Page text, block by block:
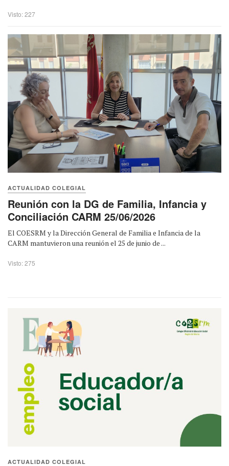
Visto: 227
ACTUALIDAD COLEGIAL
Reunión con la DG de Familia, Infancia y
Conciliación CARM 25/06/2026
El COESRM y la Dirección General de Familia e Infancia de la
CARM mantuvieron una reunión el 25 de junio de ...
Visto: 275
ACTUALIDAD COLEGIAL